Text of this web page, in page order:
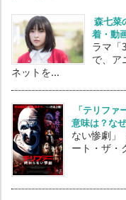
森七菜
着・動
ラマ「
で、ア
ネットを...
「テリフ
意味は？な
ない惨劇」
ート・ザ・